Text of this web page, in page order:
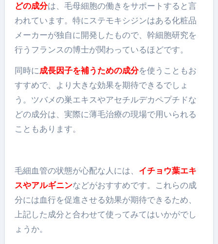
どの成分は、毛母細胞の働きをサポートすると言
われています。特にステモキシジンはある化粧品
メーカーが独自に開発したもので、幹細胞研究を
行うフランスの博士が関わっているほどです。
同時に成長因子を補うための成分を使うこともお
すすめで、より大きな効果を期待できるでしょ
う。ツバメの巣エキスやアセチルデカペプチドな
どの成分は、実際に薄毛治療の現場で用いられる
こともあります。
毛細血管の状態が心配な人には、 イチョウ葉エキ
スやアルギニンなどがおすすめです。これらの成
分には血行を促進させる効果が期待できるため、
上記した成分と合わせて使ってみてはいかがでし
ょうか。